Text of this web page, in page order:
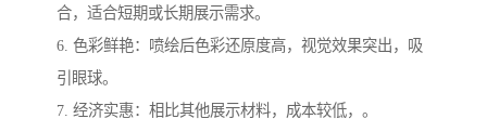
合，适合短期或长期展示需求。
6. 色彩鲜艳：喷绘后色彩还原度高，视觉效果突出，吸
引眼球。
7. 经济实惠：相比其他展示材料，成本较低，。